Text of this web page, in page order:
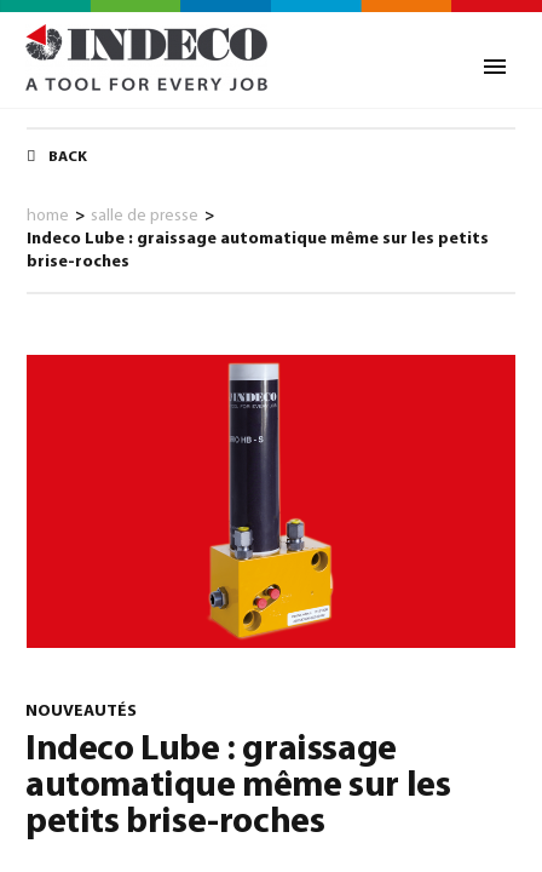
Français(Français)
BACK
home > salle de presse >
Indeco Lube : graissage automatique même sur les petits
brise-roches
NOUVEAUTÉS
Indeco Lube : graissage
automatique même sur les
petits brise-roches